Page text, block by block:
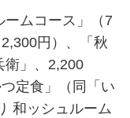
ムコース」（7
円）、「秋
衛」、2,200
定食」（同「い
和ッシュルーム